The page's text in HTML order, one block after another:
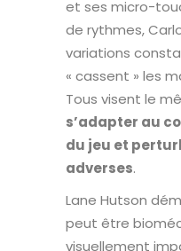
et ses micro-
de rythmes,
variations
« cassent » les
Tous visent le
s’adapter au
du jeu et
adverses.
Lane Hutson
peut être
visuellement